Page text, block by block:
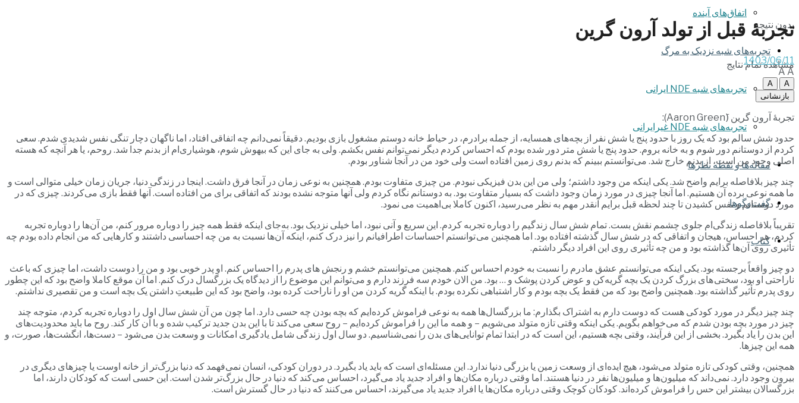
اتفاق‌های آینده
تجربه‌های شبه نزدیک به مرگ
تجربه‌های شبه NDE ایرانی
تجربه‌های شبه NDE غیرایرانی
مقاله‌ها و نقطه نظرها
گفت‌وگوها
کتاب
بدون نتیجه
مشاهده تمام نتایج
تجربۀ قبل از تولد آرون گرین
1403/06/11
AA
A
A
بازنشانی
تجربۀ آرون گرین (َAaron Green):
حدود شش سالم بود که یک روز با حدود پنج یا شش نفر از بچه‌های همسایه، از جمله برادرم، در حیاط خانه دوستم مشغول بازی بودیم. دقیقاً نمی‌دانم چه اتفاقی افتاد، اما ناگهان دچار تنگی نفس شدیدی شدم. سعی
کردم از دوستانم دور شوم و به خانه بروم. حدود پنج یا شش متر دور شده بودم که احساس کردم دیگر نمی‌توانم نفس بکشم. ولی به جای این که بیهوش شوم، هوشیاری‌ام از بدنم جدا شد. روحم، یا هر آنچه که هسته
اصلی وجود من است، از بدنم خارج شد. می‌توانستم ببینم که بدنم روی زمین افتاده است ولی خود من در آنجا شناور بودم.
چند چیز بلافاصله برایم واضح شد. یکی اینکه من وجود داشتم؛ ولی من این بدن فیزیکی نبودم. من چیزی متفاوت بودم. همچنین به نوعی زمان در آنجا فرق داشت. اینجا در زندگی دنیا، جریان زمان خیلی متوالی است و
ما همه نوعی برده آن هستیم. اما آنجا چیزی در مورد زمان وجود داشت که بسیار متفاوت بود. به دوستانم نگاه کردم ولی آنها متوجه نشده بودند که اتفاقی برای من افتاده است. آنها فقط بازی می‌کردند. چیزی که در
مورد دوستانم و نفس کشیدن تا چند لحظه قبل برایم آنقدر مهم به نظر می‌رسید، اکنون کاملا بی‌اهمیت می نمود.
تقریباً بلافاصله زندگی‌ام جلوی چشمم نقش بست. تمام شش سال زندگیم را دوباره تجربه کردم. این سریع و آنی نبود، اما خیلی نزدیک بود. به‌جای اینکه فقط همه چیز را دوباره مرور کنم، من آن‌ها را دوباره تجربه
کردم، هر احساس، هیجان و اتفاقی که در شش سال گذشته افتاده بود. اما همچنین می توانستم احساسات اطرافیانم را نیز درک کنم، اینکه آن‌ها نسبت به من چه احساسی داشتند و کارهایی که من انجام داده بودم چه
تأثیری روی آن‌ها گذاشته بود و من چه تأثیری روی این افراد دیگر داشتم.
دو چیز واقعاً برجسته بود. یکی اینکه می‌توانستم عشق مادرم را نسبت به خودم احساس کنم. همچنین می‌توانستم خشم و رنجش های پدرم را احساس کنم. او پدر خوبی بود و من را دوست داشت، اما چیزی که باعث
ناراحتی او بود، سختی های بزرگ کردن یک بچه گریه‌کن و عوض کردن پوشک و … بود. من الان خودم سه فرزند دارم و می‌توانم این موضوع را از دیدگاه یک بزرگسال درک کنم. اما آن موقع کاملا واضح بود که این چطور
روی پدرم تأثیر گذاشته بود. همچنین واضح بود که من فقط یک بچه بودم و کار اشتباهی نکرده بودم. با اینکه گریه کردن من او را ناراحت کرده بود، واضح بود که این طبیعتِ داشتن یک بچه است و من تقصیری نداشتم.
چند چیز دیگر در مورد کودکی هست که دوست دارم به اشتراک بگذارم: ما بزرگسال‌ها همه به نوعی فراموش کرده‌ایم که بچه بودن چه حسی دارد. اما چون من آن شش سال اول را دوباره تجربه کردم، متوجه چند
چیز در مورد بچه بودن شدم که می‌خواهم بگویم. یکی اینکه وقتی تازه متولد می‌شویم – و همه ما این را فراموش کرده‌ایم – روح سعی می‌کند تا با این بدن جدید ترکیب شده و با آن کار کند. روح ما باید محدودیت‌های
این بدن را یاد بگیرد. بخشی از این فرآیند، وقتی بچه هستیم، این است که در ابتدا تمام توانایی‌های بدن را نمی‌شناسیم. دو سال اول زندگی شامل یادگیری امکانات و وسعت بدن می‌شود – دست‌ها، انگشت‌ها، صورت، و
همه این چیزها.
همچنین، وقتی کودکی تازه متولد می‌شود، هیچ ایده‌ای از وسعت زمین یا بزرگی دنیا ندارد. این مسئله‌ای است که باید یاد بگیرد. در دوران کودکی، انسان نمی‌فهمد که دنیا بزرگ‌تر از خانه اوست یا چیزهای دیگری در
بیرون وجود دارد. نمی‌داند که میلیون‌ها و میلیون‌ها نفر در دنیا هستند. اما وقتی درباره مکان‌ها و افراد جدید یاد می‌گیرد، احساس می‌کند که دنیا در حال بزرگ‌تر شدن است. این حسی است که کودکان دارند، اما
بزرگسالان بیشتر این حس را فراموش کرده‌اند. کودکان کوچک وقتی درباره مکان‌ها یا افراد جدید یاد می‌گیرند، احساس می‌کنند که دنیا در حال گسترش است.